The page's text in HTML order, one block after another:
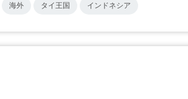
海外 タイ王国 インドネシア